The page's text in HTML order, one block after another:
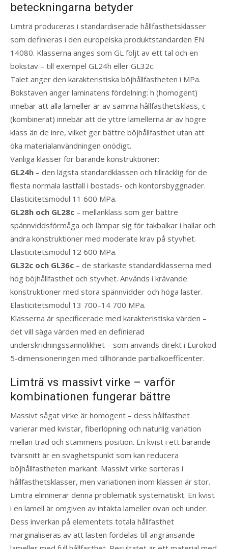
beteckningarna betyder
Limträ produceras i standardiserade hållfasthetsklasser
som definieras i den europeiska produktstandarden EN
14080. Klasserna anges som GL följt av ett tal och en
bokstav – till exempel GL24h eller GL32c.
Talet anger den karakteristiska böjhållfastheten i MPa.
Bokstaven anger laminatens fördelning: h (homogent)
innebär att alla lameller är av samma hållfasthetsklass, c
(kombinerat) innebär att de yttre lamellerna är av högre
klass än de inre, vilket ger bättre böjhållfasthet utan att
öka materialanvändningen onödigt.
Vanliga klasser för bärande konstruktioner:
GL24h – den lägsta standardklassen och tillräcklig för de
flesta normala lastfall i bostads- och kontorsbyggnader.
Elasticitetsmodul 11 600 MPa.
GL28h och GL28c – mellanklass som ger bättre
spännviddsförmåga och lämpar sig för takbalkar i hallar och
andra konstruktioner med moderate krav på styvhet.
Elasticitetsmodul 12 600 MPa.
GL32c och GL36c – de starkaste standardklasserna med
hög böjhållfasthet och styvhet. Används i krävande
konstruktioner med stora spännvidder och höga laster.
Elasticitetsmodul 13 700–14 700 MPa.
Klasserna är specificerade med karakteristiska värden –
det vill säga värden med en definierad
underskridningssannolikhet – som används direkt i Eurokod
5-dimensioneringen med tillhörande partialkoefficenter.
Limträ vs massivt virke – varför
kombinationen fungerar bättre
Massivt sågat virke är homogent – dess hållfasthet
varierar med kvistar, fiberlöpning och naturlig variation
mellan träd och stammens position. En kvist i ett bärande
tvärsnitt är en svaghetspunkt som kan reducera
böjhållfastheten markant. Massivt virke sorteras i
hållfasthetsklasser, men variationen inom klassen är stor.
Limträ eliminerar denna problematik systematiskt. En kvist
i en lamell är omgiven av intakta lameller ovan och under.
Dess inverkan på elementets totala hållfasthet
marginaliseras av att lasten fördelas till angränsande